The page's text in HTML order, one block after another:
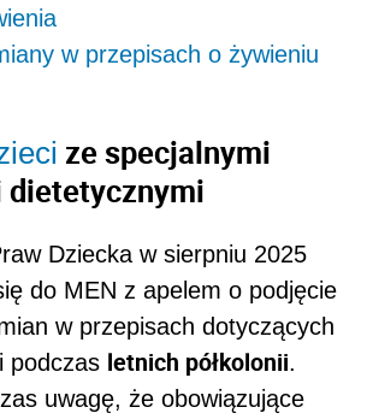
w przepisach o żywieniu
ze specjalnymi
dietetycznymi
Dziecka w sierpniu 2025
do MEN z apelem o podjęcie
w przepisach dotyczących
podczas letnich półkolonii.
uwagę, że obowiązujące